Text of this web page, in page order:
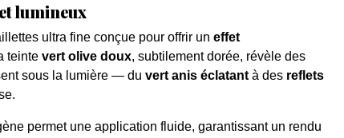
lumineux
ultra fine conçue pour offrir un effet
teinte vert olive doux, subtilement dorée, révèle des
sous la lumière — du vert anis éclatantà des reflets
permet une application fluide, garantissant un rendu